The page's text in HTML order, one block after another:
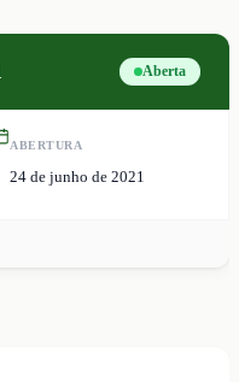
Aberta
ABERTURA
24 de junho de 2021